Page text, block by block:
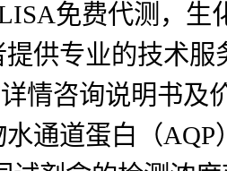
免费代测，生
供专业的技术
情咨询说明书及
通道蛋白（